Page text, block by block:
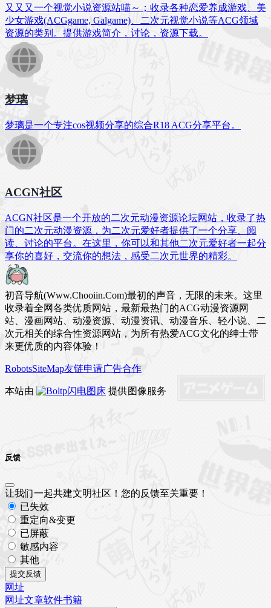
又又又一个视觉小说资源站喵～；收录各种恋爱养成游戏、美
少女游戏(ACGgame, Galgame)、二次元视觉小说等ACG领域
资源的类别。提供游戏简介，讨论，资源下载。
梦璃
梦璃是一个专注cos视频分享的综合R18 ACG分享平台。
ACGN社区
ACGN社区是一个开放的二次元动漫资源论坛网站，收录了热
门的二次元动漫资源，为二次元爱好者提供了一个分享、阅
读、讨论的平台。在这里，你可以和其他二次元爱好者一起分
享你的喜好，交流你的想法，感受二次元世界的精彩。
初音导航(Www.Chooiin.Com)最初的声音，无限的未来。这里
收录着全网各类优质网站，最新最热门的ACG动漫资源网
站、漫画网站、动漫资源、动漫资讯、动漫音乐、轻小说、二
次元相关的综合性资源网站，为所有热爱ACG文化的绅士带
来更优质的内容体验！
RobotsSiteMap友链申请广告合作
本站由 闪电图床 提供图像服务
反馈
让我们一起共建文明社区！您的反馈至关重要！
已失效
重定向&变更
已屏蔽
敏感内容
其他
提交反馈
网址
网址文章软件书籍